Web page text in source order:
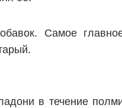
Самое
в течение